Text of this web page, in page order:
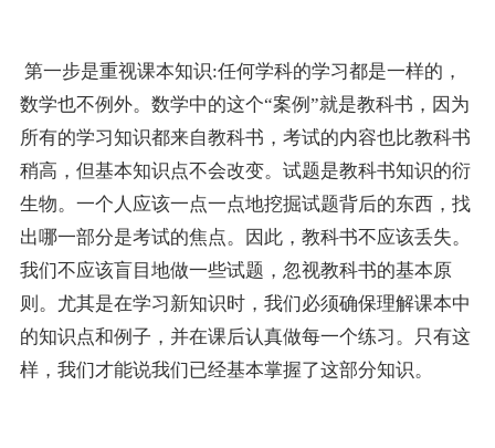
第一步是重视课本知识:任何学科的学习都是一样的，
数学也不例外。数学中的这个“案例”就是教科书，因为
所有的学习知识都来自教科书，考试的内容也比教科书
稍高，但基本知识点不会改变。试题是教科书知识的衍
生物。一个人应该一点一点地挖掘试题背后的东西，找
出哪一部分是考试的焦点。因此，教科书不应该丢失。
我们不应该盲目地做一些试题，忽视教科书的基本原
则。尤其是在学习新知识时，我们必须确保理解课本中
的知识点和例子，并在课后认真做每一个练习。只有这
样，我们才能说我们已经基本掌握了这部分知识。